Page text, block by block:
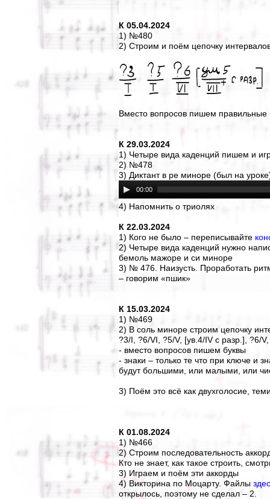
К 05.04.2024
1) №480
2) Строим и поём цепочку
Вместо вопросов пишем правильные
К 29.03.2024
1) Четыре вида каденций пишем и
2) №478
3) Диктант в ре миноре (был на
00:00
4) Напомнить о триолях
К 22.03.2024
1) Кого не было – переписывайте
2) Четыре вида каденций нужно
бемоль мажоре и си миноре
3) № 476. Наизусть. Проработать
– говорим «пшик»
К 15.03.2024
1) №469
2) В соль миноре строим цепочку
?3/I, ?6/VI, ?5/V, [ув.4/IV с разр.], ?6/
- вместо вопросов пишем буквы
- знаки – только те что при ключе и
будут большими, или малыми, или
3) Поём это всё как двухголосие,
К 01.08.2024
1) №466
2) Строим последовательность
Кто не знает, как такое строить,
3) Играем и поём эти аккорды
4) Викторина по Моцарту. Файлы
открылось, поэтому не сделал – 2.